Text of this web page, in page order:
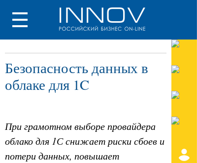
Безопасность данных в
облаке для 1C
При грамотном выборе провайдера
облако для 1С снижает риски сбоев и
потери данных, повышает